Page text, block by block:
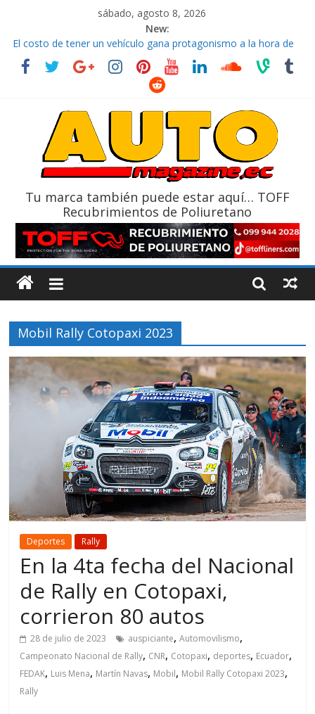
sábado, agosto 8, 2026
New:
El costo de tener un vehículo gana protagonismo a la hora de
decidir
Ultima película ‘Spider‑Man: Brand New Day’ pone en escena a
La Vuelta al Ecuador 2026, edición 47ª, recorre 7 provincias en 8
La FEDAK recibe 12 Sinotruk Bolden para cubrir las rutas de La
Tu marca también puede estar aquí… TOFF
Recubrimientos de Poliuretano
Mobil Rally Cotopaxi 2023
Deportes Rally
En la 4ta fecha del Nacional
de Rally en Cotopaxi,
corrieron 80 autos
28 de julio de 2023 auspiciante,Automovilismo,
Campeonato Nacional de Rally, CNR, Cotopaxi, deportes, Ecuador,
FEDAK, Luis Mena, Martín Navas, Mobil, Mobil Rally Cotopaxi 2023,
Rally